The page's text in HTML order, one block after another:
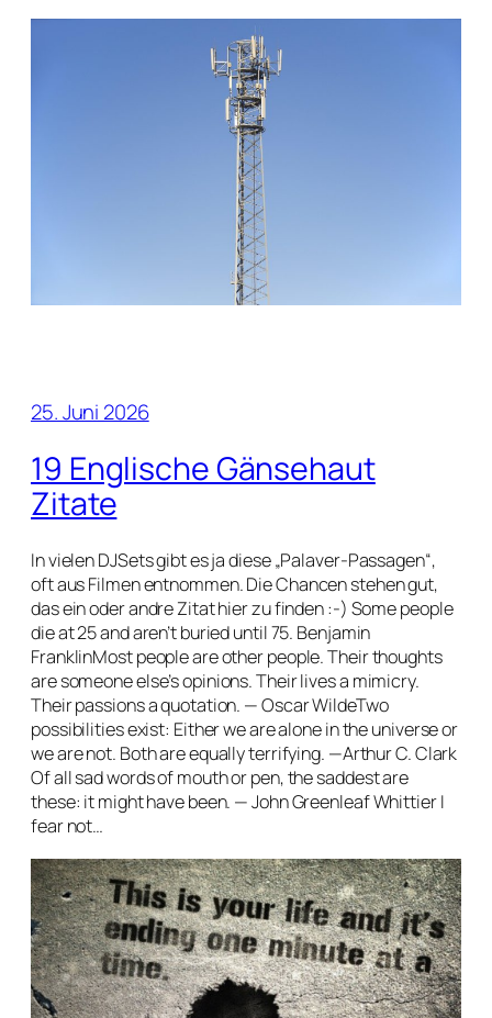
25. Juni 2026
19 Englische Gänsehaut
Zitate
In vielen DJSets gibt es ja diese „Palaver-Passagen“,
oft aus Filmen entnommen. Die Chancen stehen gut,
das ein oder andre Zitat hier zu finden :-) Some people
die at 25 and aren’t buried until 75. Benjamin
FranklinMost people are other people. Their thoughts
are someone else’s opinions. Their lives a mimicry.
Their passions a quotation. — Oscar WildeTwo
possibilities exist: Either we are alone in the universe or
we are not. Both are equally terrifying. —Arthur C. Clark
Of all sad words of mouth or pen, the saddest are
these: it might have been. — John Greenleaf Whittier I
fear not…